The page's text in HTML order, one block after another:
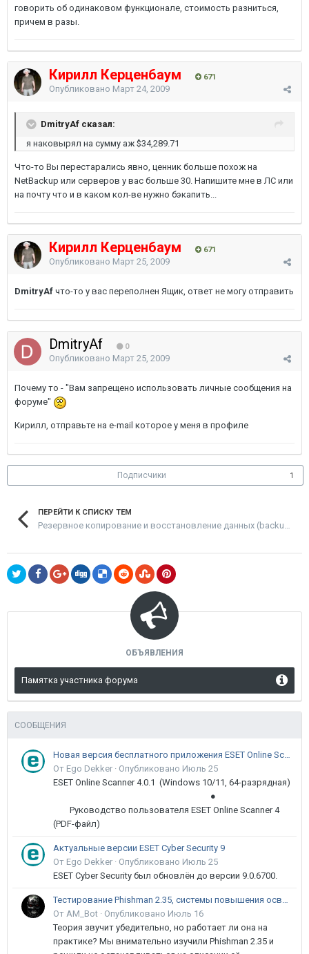
говорить об одинаковом функционале, стоимость разниться,
причем в разы.
Кирилл Керценбаум 671
Опубликовано Март 24, 2009
DmitryAf сказал:
я наковырял на сумму аж $34,289.71
Что-то Вы перестарались явно, ценник больше похож на
NetBackup или серверов у вас больше 30. Напишите мне в ЛС или
на почту что и в каком кол-ве нужно бэкапить...
Кирилл Керценбаум 671
Опубликовано Март 25, 2009
DmitryAf что-то у вас переполнен Ящик, ответ не могу отправить
DmitryAf 0
Опубликовано Март 25, 2009
Почему то - "Вам запрещено использовать личные сообщения на
форуме"
Кирилл, отправьте на e-mail которое у меня в профиле
Подписчики 1
ПЕРЕЙТИ К СПИСКУ ТЕМ
ОБЪЯВЛЕНИЯ
Памятка участника форума
СООБЩЕНИЯ
Новая версия бесплатного приложения ESET Online Scanner доступна пользователям
От Ego Dekker · Опубликовано Июль 25
ESET Online Scanner 4.0.1 (Windows 10/11, 64-разрядная)
●
Руководство пользователя ESET Online Scanner 4
(PDF-файл)
Актуальные версии ESET Cyber Security 9
От Ego Dekker · Опубликовано Июль 25
ESET Cyber Security был обновлён до версии 9.0.6700.
Тестирование Phishman 2.35, системы повышения осведомлённости пользователей в сфере ИБ
От AM_Bot · Опубликовано Июль 16
Теория звучит убедительно, но работает ли она на
практике? Мы внимательно изучили Phishman 2.35 и